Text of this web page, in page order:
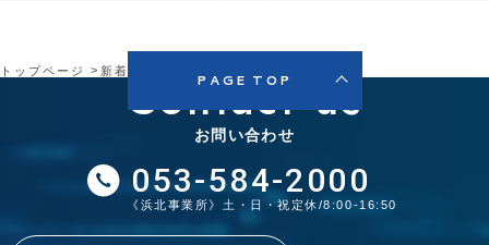
トップページ 新着情報Contact us
お問い合わせ
053-584-2000
《浜北事業所》土・日・祝定休/8:00-16:50
PAGE TOP